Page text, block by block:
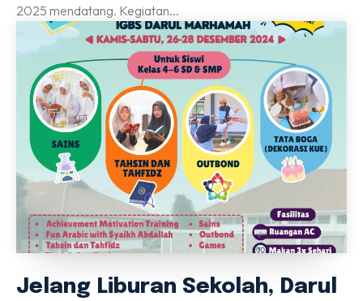
2025 mendatang. Kegiatan...
Jelang Liburan Sekolah, Darul